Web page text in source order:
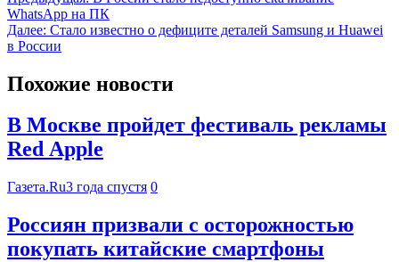
WhatsApp на ПК
Далее: Стало известно о дефиците деталей Samsung и Huawei
в России
Похожие новости
В Москве пройдет фестиваль рекламы
Red Apple
Газета.Ru3 года спустя 0
Россиян призвали с осторожностью
покупать китайские смартфоны